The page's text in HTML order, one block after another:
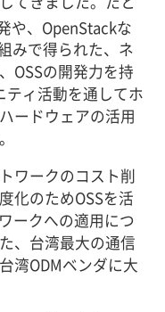
や、OpenStackな
みで得られた、ネ
OSSの開発力を持
ティ活動を通してホ
ードウェアの活用
ワークのコスト削
化のためOSSを活
ークへの適用につ
、台湾最大の通信
湾ODMベンダに大